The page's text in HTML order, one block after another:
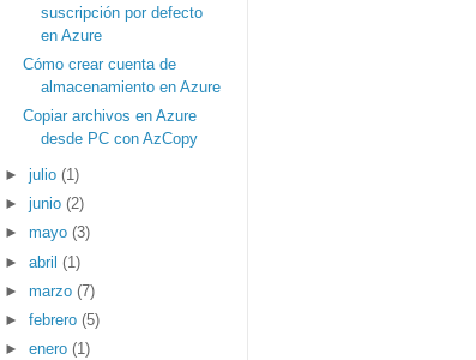
suscripción por defecto
en Azure
Cómo crear cuenta de
almacenamiento en Azure
Copiar archivos en Azure
desde PC con AzCopy
► julio (1)
► junio (2)
► mayo (3)
► abril (1)
► marzo (7)
► febrero (5)
► enero (1)